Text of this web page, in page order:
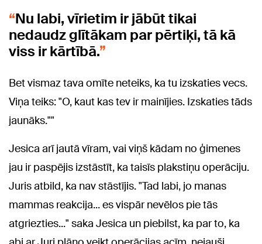
Nu labi, vīrietim ir jābūt tikai
nedaudz glītākam par pērtiķi, tā kā
viss ir kārtībā.
Bet vismaz tava omīte neteiks, ka tu izskaties vecs.
Viņa teiks: "O, kaut kas tev ir mainījies. Izskaties tāds
jaunāks.""
Jesica arī jautā vīram, vai viņš kādam no ģimenes
jau ir paspējis izstāstīt, ka taisīs plakstiņu operāciju.
Juris atbild, ka nav stāstījis. "Tad labi, jo manas
mammas reakcija... es vispār nevēlos pie tās
atgriezties..." saka Jesica un piebilst, ka par to, ka